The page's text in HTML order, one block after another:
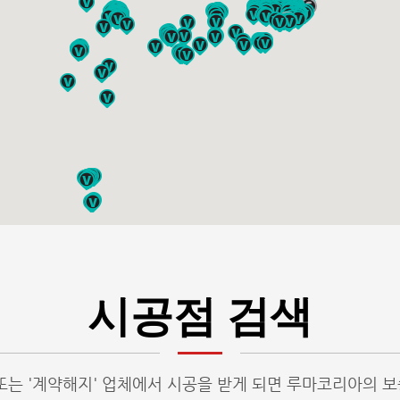
시공점 검색
'계약해지' 업체에서 시공을 받게 되면 루마코리아의